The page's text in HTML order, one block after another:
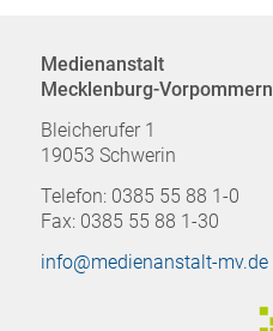
Medienanstalt
Mecklenburg-Vorpommern
Bleicherufer 1
19053 Schwerin
Telefon: 0385 55 88 1-0
Fax: 0385 55 88 1-30
info@medienanstalt-mv.de